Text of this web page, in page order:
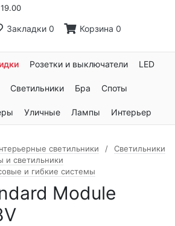
Закладки 0 Корзина 0
Розетки и выключатели LED
Светильники Бра Споты
Уличные Лампы Интерьер
светильники
Светильники
и светильники
и гибкие системы
Module